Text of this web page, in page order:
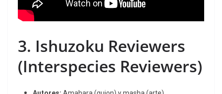
3. Ishuzoku Reviewers
(Interspecies Reviewers)